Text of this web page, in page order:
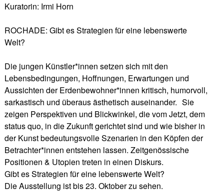
Kuratorin: Irmi Horn
ROCHADE: Gibt es Strategien für eine lebenswerte
Welt?
Die jungen Künstler*innen setzen sich mit den
Lebensbedingungen, Hoffnungen, Erwartungen und
Aussichten der Erdenbewohner*innen kritisch, humorvoll,
sarkastisch und überaus ästhetisch auseinander. Sie
zeigen Perspektiven und Blickwinkel, die vom Jetzt, dem
status quo, in die Zukunft gerichtet sind und wie bisher in
der Kunst bedeutungsvolle Szenarien in den Köpfen der
Betrachter*innen entstehen lassen. Zeitgenössische
Positionen & Utopien treten in einen Diskurs.
Gibt es Strategien für eine lebenswerte Welt?
Die Ausstellung ist bis 23. Oktober zu sehen.